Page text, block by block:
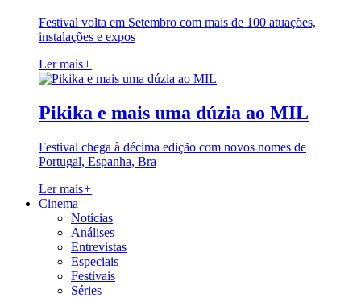
Festival volta em Setembro com mais de 100 atuações,
instalações e expos
Ler mais+
Pikika e mais uma dúzia ao MIL
Festival chega à décima edição com novos nomes de
Portugal, Espanha, Bra
Ler mais+
Cinema
Notícias
Análises
Entrevistas
Especiais
Festivais
Séries